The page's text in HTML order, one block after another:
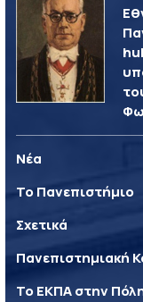
Νέα
Το Πανεπιστήμιο
Σχετικά
Πανεπιστημιακή
Το ΕΚΠΑ στην